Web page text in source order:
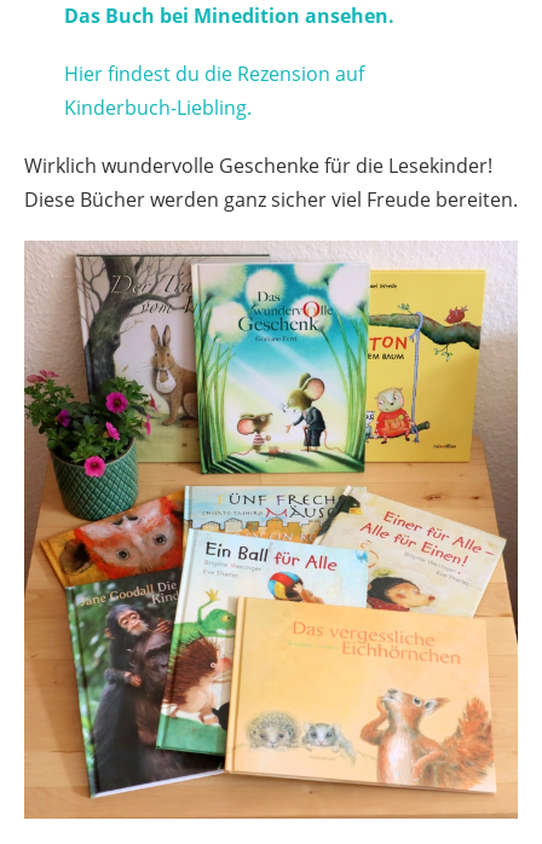
Das Buch bei Minedition ansehen.
Hier findest du die Rezension auf
Kinderbuch-Liebling.
Wirklich wundervolle Geschenke für die Lesekinder!
Diese Bücher werden ganz sicher viel Freude bereiten.